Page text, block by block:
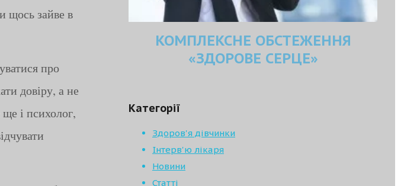
щось зайве в
про
довіру, а не
і психолог,
КОМПЛЕКСНЕ ОБСТЕЖЕННЯ
«ЗДОРОВЕ СЕРЦЕ»
Категорії
Здоров'я дівчинки
Інтерв'ю лікаря
Новини
Статті